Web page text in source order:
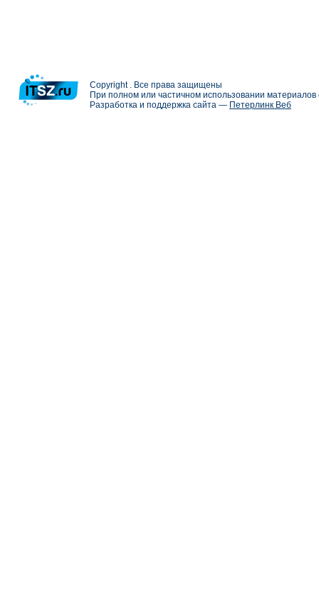
Copyright . Все права защищены
При полном или частичном использовании
Разработка и поддержка сайта — Петерлинк Веб